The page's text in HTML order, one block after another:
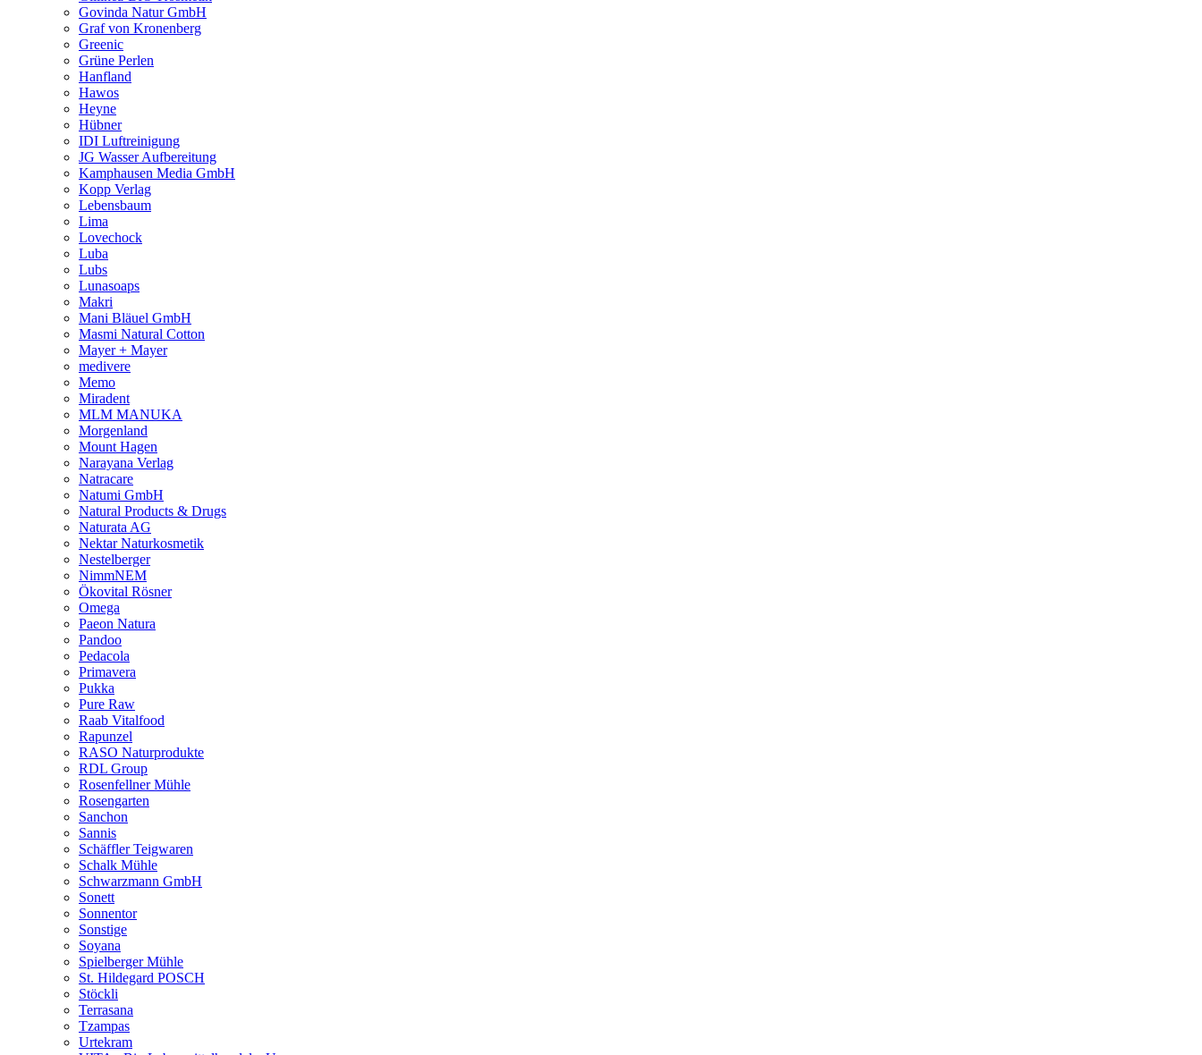
Govinda Natur GmbH
Graf von Kronenberg
Greenic
Grüne Perlen
Hanfland
Hawos
Heyne
Hübner
IDI Luftreinigung
JG Wasser Aufbereitung
Kamphausen Media GmbH
Kopp Verlag
Lebensbaum
Lima
Lovechock
Luba
Lubs
Lunasoaps
Makri
Mani Bläuel GmbH
Masmi Natural Cotton
Mayer + Mayer
medivere
Memo
Miradent
MLM MANUKA
Morgenland
Mount Hagen
Narayana Verlag
Natracare
Natumi GmbH
Natural Products & Drugs
Naturata AG
Nektar Naturkosmetik
Nestelberger
NimmNEM
Ökovital Rösner
Omega
Paeon Natura
Pandoo
Pedacola
Primavera
Pukka
Pure Raw
Raab Vitalfood
Rapunzel
RASO Naturprodukte
RDL Group
Rosenfellner Mühle
Rosengarten
Sanchon
Sannis
Schäffler Teigwaren
Schalk Mühle
Schwarzmann GmbH
Sonett
Sonnentor
Sonstige
Soyana
Spielberger Mühle
St. Hildegard POSCH
Stöckli
Terrasana
Tzampas
Urtekram